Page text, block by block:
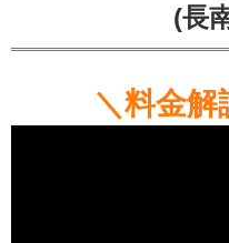
(長
＼料金解